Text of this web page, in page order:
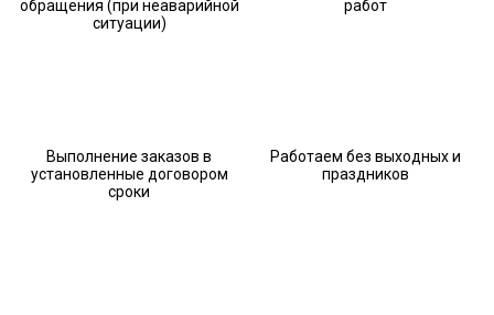
обращения (при неаварийной
ситуации)
работ
Выполнение заказов в
установленные договором
сроки
Работаем без выходных и
праздников